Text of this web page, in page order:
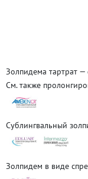
Золпидема тартрат —
См. также
Сублингвальный
Золпидем в виде